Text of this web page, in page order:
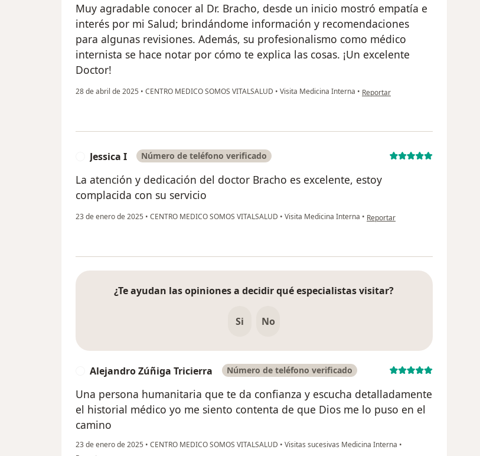
Muy agradable conocer al Dr. Bracho, desde un inicio mostró empatía e
interés por mi Salud; brindándome información y recomendaciones
para algunas revisiones. Además, su profesionalismo como médico
internista se hace notar por cómo te explica las cosas. ¡Un excelente
Doctor!
28 de abril de 2025 • CENTRO MEDICO SOMOS VITALSALUD • Visita Medicina Interna • en opinión del usuario Ruth V. D.
Reportar
Jessica I Número de teléfono verificado
La atención y dedicación del doctor Bracho es excelente, estoy
complacida con su servicio
23 de enero de 2025 • CENTRO MEDICO SOMOS VITALSALUD • Visita Medicina Interna • en opinión del usuario Jessica I
Reportar
¿Te ayudan las opiniones a decidir qué especialistas visitar?
Si No
Alejandro Zúñiga Tricierra Número de teléfono verificado
Una persona humanitaria que te da confianza y escucha detalladamente
el historial médico yo me siento contenta de que Dios me lo puso en el
camino
23 de enero de 2025 • CENTRO MEDICO SOMOS VITALSALUD • Visitas sucesivas Medicina Interna •